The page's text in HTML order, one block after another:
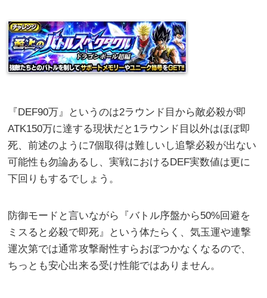
『DEF90万』というのは2ラウンド目から敵必殺が即
ATK150万に達する現状だと1ラウンド目以外はほぼ即
死、前述のように7個取得は難しいし追撃必殺が出ない
可能性も勿論あるし、実戦におけるDEF実数値は更に
下回りもするでしょう。
防御モードと言いながら『バトル序盤から50%回避を
ミスると必殺で即死』という体たらく、気玉運や連撃
運次第では通常攻撃耐性すらおぼつかなくなるので、
ちっとも安心出来る受け性能ではありません。